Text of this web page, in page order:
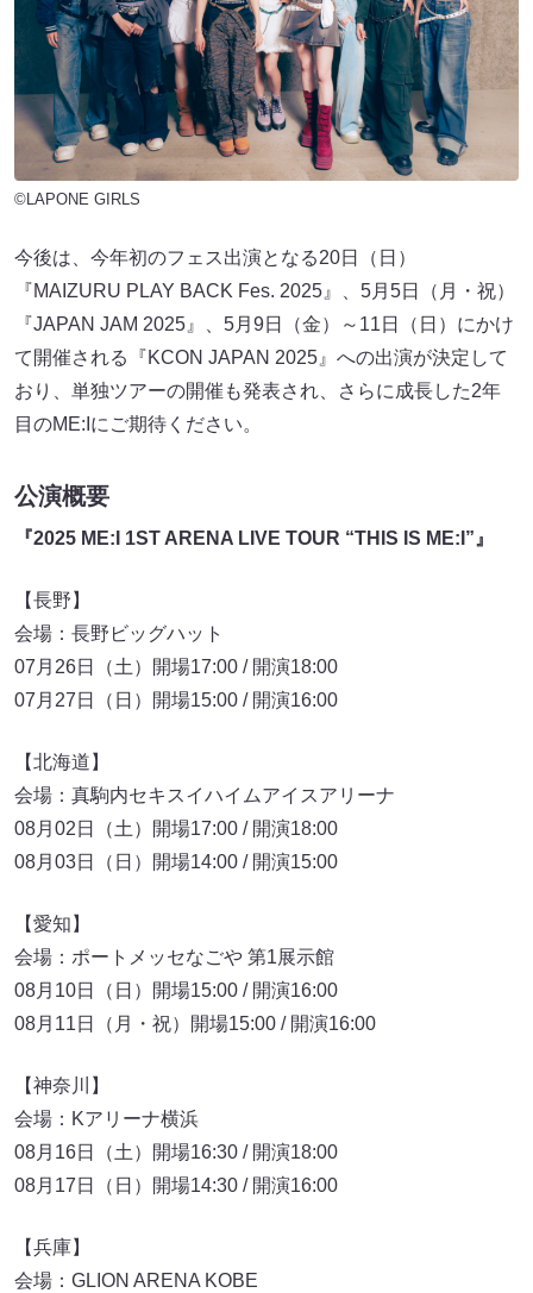
©LAPONE GIRLS
今後は、今年初のフェス出演となる20日（日）
『MAIZURU PLAY BACK Fes. 2025』、5月5日（月・祝）
『JAPAN JAM 2025』、5月9日（金）～11日（日）にかけ
て開催される『KCON JAPAN 2025』への出演が決定して
おり、単独ツアーの開催も発表され、さらに成長した2年
目のME:Iにご期待ください。
公演概要
『2025 ME:I 1ST ARENA LIVE TOUR “THIS IS ME:I”』
【長野】
会場：長野ビッグハット
07月26日（土）開場17:00 / 開演18:00
07月27日（日）開場15:00 / 開演16:00
【北海道】
会場：真駒内セキスイハイムアイスアリーナ
08月02日（土）開場17:00 / 開演18:00
08月03日（日）開場14:00 / 開演15:00
【愛知】
会場：ポートメッセなごや 第1展示館
08月10日（日）開場15:00 / 開演16:00
08月11日（月・祝）開場15:00 / 開演16:00
【神奈川】
会場：Kアリーナ横浜
08月16日（土）開場16:30 / 開演18:00
08月17日（日）開場14:30 / 開演16:00
【兵庫】
会場：GLION ARENA KOBE